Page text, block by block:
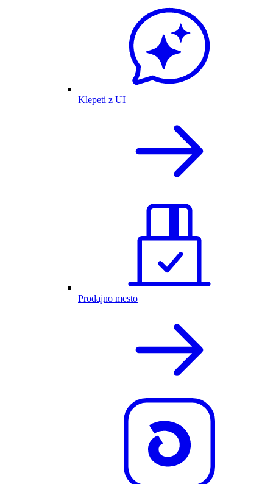
Klepeti z UI
Prodajno mesto